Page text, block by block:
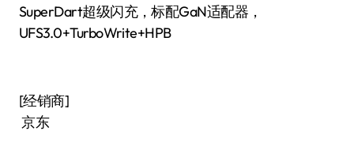
SuperDart超级闪充，标配GaN适配器，
UFS3.0+TurboWrite+HPB
[经销商]
京东